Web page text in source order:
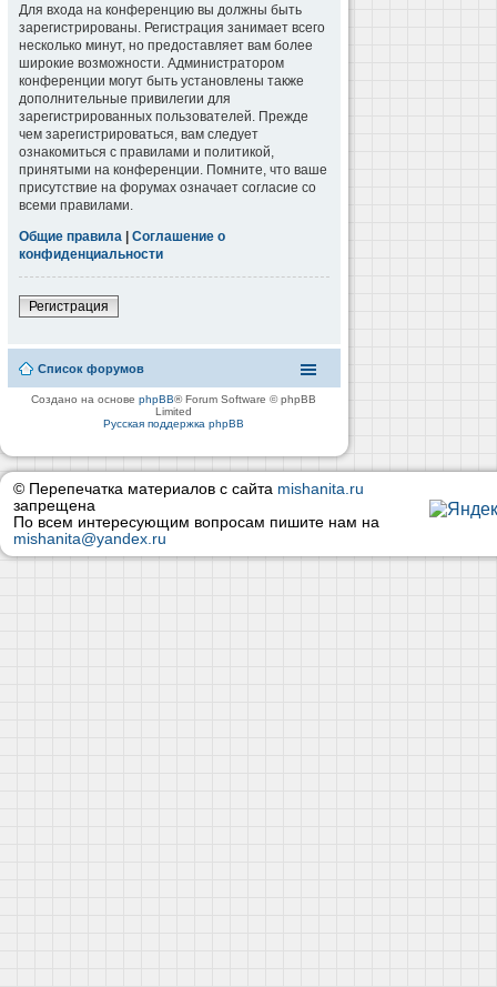
Для входа на конференцию вы должны быть
зарегистрированы. Регистрация занимает всего
несколько минут, но предоставляет вам более
широкие возможности. Администратором
конференции могут быть установлены также
дополнительные привилегии для
зарегистрированных пользователей. Прежде
чем зарегистрироваться, вам следует
ознакомиться с правилами и политикой,
принятыми на конференции. Помните, что ваше
присутствие на форумах означает согласие со
всеми правилами.
Общие правила | Соглашение о
конфиденциальности
Регистрация
Список форумов
Создано на основеphpBB® Forum Software © phpBB
Limited
Русская поддержка phpBB
© Перепечатка материалов с сайта mishanita.ru
запрещена
По всем интересующим вопросам пишите нам на
mishanita@yandex.ru